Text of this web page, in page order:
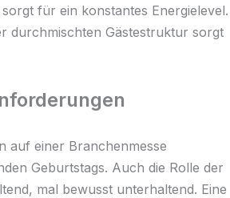
für ein konstantes Energielevel.
durchmischten Gästestruktur sorgt
auf einer Branchenmesse
Geburtstags. Auch die Rolle der
mal bewusst unterhaltend. Eine